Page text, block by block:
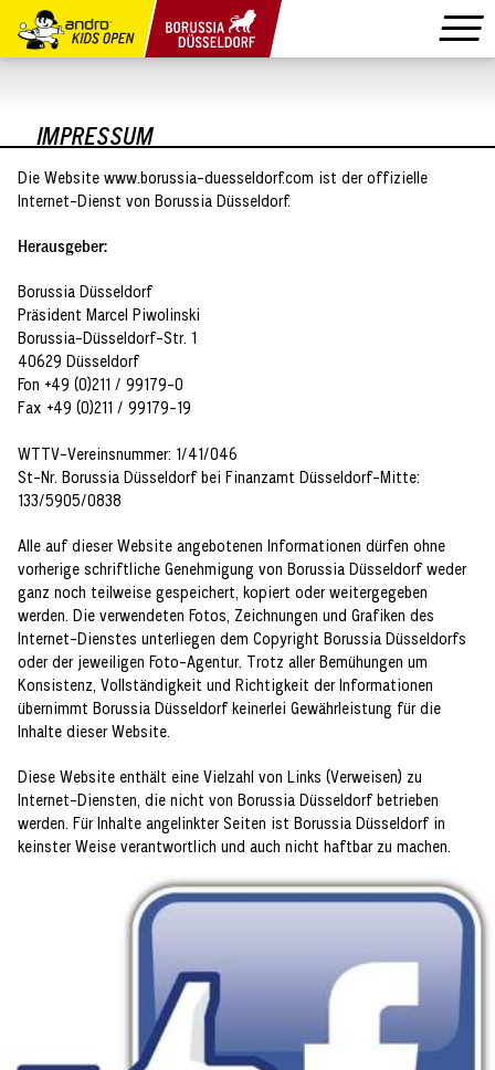
IMPRESSUM
Die Website www.borussia-duesseldorf.com ist der offizielle
Internet-Dienst von Borussia Düsseldorf.
Herausgeber:
Borussia Düsseldorf
Präsident Marcel Piwolinski
Borussia-Düsseldorf-Str. 1
40629 Düsseldorf
Fon +49 (0)211 / 99179-0
Fax +49 (0)211 / 99179-19
WTTV-Vereinsnummer: 1/41/046
St-Nr. Borussia Düsseldorf bei Finanzamt Düsseldorf-Mitte:
133/5905/0838
Alle auf dieser Website angebotenen Informationen dürfen ohne
vorherige schriftliche Genehmigung von Borussia Düsseldorf weder
ganz noch teilweise gespeichert, kopiert oder weitergegeben
werden. Die verwendeten Fotos, Zeichnungen und Grafiken des
Internet-Dienstes unterliegen dem Copyright Borussia Düsseldorfs
oder der jeweiligen Foto-Agentur. Trotz aller Bemühungen um
Konsistenz, Vollständigkeit und Richtigkeit der Informationen
übernimmt Borussia Düsseldorf keinerlei Gewährleistung für die
Inhalte dieser Website.
Diese Website enthält eine Vielzahl von Links (Verweisen) zu
Internet-Diensten, die nicht von Borussia Düsseldorf betrieben
werden. Für Inhalte angelinkter Seiten ist Borussia Düsseldorf in
keinster Weise verantwortlich und auch nicht haftbar zu machen.